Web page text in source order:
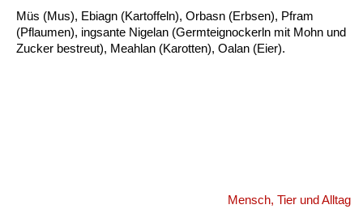
Müs (Mus), Ebiagn (Kartoffeln), Orbasn (Erbsen), Pfram
(Pflaumen), ingsante Nigelan (Germteignockerln mit Mohn und
Zucker bestreut), Meahlan (Karotten), Oalan (Eier).
Mensch, Tier und Alltag